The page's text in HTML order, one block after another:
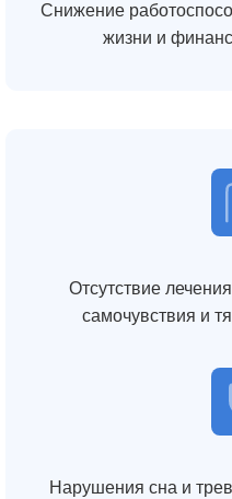
Снижение
жизни и
Отсутствие
самочувствия и
Нарушения сна и